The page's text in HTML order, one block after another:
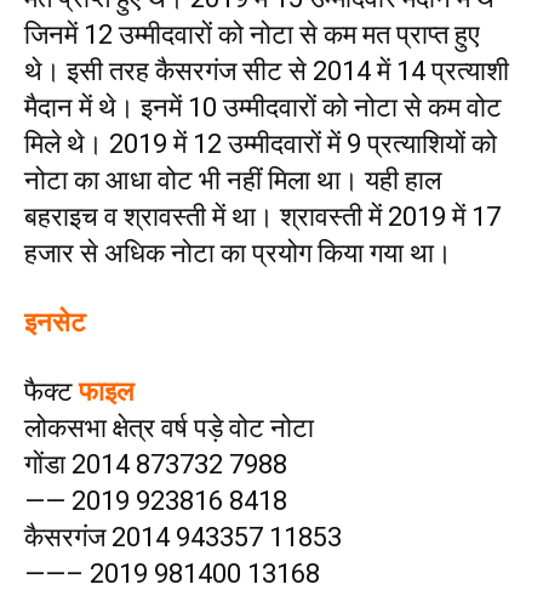
जिनमें 12 उम्मीदवारों को नोटा से कम मत प्राप्त हुए
थे। इसी तरह कैसरगंज सीट से 2014 में 14 प्रत्याशी
मैदान में थे। इनमें 10 उम्मीदवारों को नोटा से कम वोट
मिले थे। 2019 में 12 उम्मीदवारों में 9 प्रत्याशियों को
नोटा का आधा वोट भी नहीं मिला था। यही हाल
बहराइच व श्रावस्ती में था। श्रावस्ती में 2019 में 17
हजार से अधिक नोटा का प्रयोग किया गया था।
इनसेट
फैक्टफाइल
लोकसभा क्षेत्र वर्ष पड़े वोट नोटा
गोंडा 2014 873732 7988
—— 2019 923816 8418
कैसरगंज 2014 943357 11853
——– 2019 981400 13168